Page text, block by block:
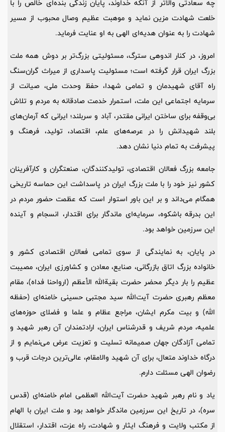
چه سعادتی والاتر از آنکه خداوند، پایان زندگی بنده‌ای خالص را با
خلعت شهادت مزین نماید و موهبت عظیم وصال محبوب از مسیر
شهادت را به عنوان هدیه‌ای الهی به او عنایت فرماید.
امروز، در کنار اندوهی سترگ، مسئولیتی بزرگ‌تر بر دوش همه ملت
بزرگ ایران قرار گرفته است؛ مسئولیت پاسداری از میراث گران‌سنگ
راه آقای شهیدمان و تمامی شهدا، حفظ وحدت ملی، صیانت از
سرمایه اجتماعی این ملت، استمرار خدمت صادقانه به مردم و تلاش
بی‌وقفه برای ساختن ایرانی مقتدر، آباد و سربلند؛ ایرانی که آرمان‌های
بلند شهیدانش را در عرصه‌های علم، اقتصاد، تولید، فرهنگ و
پیشرفت به تمام دنیا نشان دهد.
جامعه بزرگ فعالان اقتصادی، تولیدکنندگان، صنعتگران و کارآفرینان
کشور نیز خود را با ملت بزرگ ایران در پاسداشت این حماسه تاریخی
همگام می‌داند و بر این باور استوار است که عظمت حضور مردم در
این بدرقه باشکوه، سرمایه‌ای ماندگار برای اقتدار، انسجام و آینده
این سرزمین خواهد بود.
در پایان، به نمایندگی از سوی تمامی فعالان اقتصادی کشور و
خانواده بزرگ اتاق بازرگانی، صنایع، معادن و کشاورزی ایران، مصیبت
عظیم را بار دیگر محضر حضرت بقیةالله الأعظم (ارواحنا فداه)، مقام
معظم رهبری حضرت آیت‌الله سید مجتبی حسینی خامنه‌ای (حفظه
الله) و بیت مکرم ایشان، مراجع عظام و علما و فضلای حوزه‌های
علمیه، مردم شریف و قدرشناس ایران، ارادتمندان آن رهبر شهید و
تمامی آزادگان جهان صمیمانه تسلیت و تعزیت عرض می‌نمایم و از
درگاه خداوند متعال، برای آن شهید والامقام، عالی‌ترین درجات قرب و
رضوان الهی مسئلت دارم.
یاد و نام رهبر شهید حضرت آیت‌الله العظمی امام خامنه‌ای (قدس
سره)، در تاریخ این سرزمین ماندگار خواهد بود و ملت ایران با الهام
از مکتب ولایت و فرهنگ ایثار و شهادت، راه عزت، اقتدار، استقلال